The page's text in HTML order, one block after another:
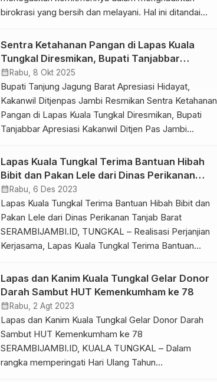
birokrasi yang bersih dan melayani. Hal ini ditandai
bersama dan Pencanangan Zona Integritas menuju
Wilayah Birokrasi Bersih dan Melayani (WBBM) pada
Rabu (4/2/2026). Bertempat di Ruang Rapat Lapas
Kuala Tungkal, kegiatan ini dipimpin langsung oleh
Kalapas […]
Sentra Ketahanan Pangan di Lapas Kuala
Tungkal Diresmikan, Bupati Tanjabbar
Apresiasi Kakanwil Ditjen Pas Jambi
calendar_month Rabu, 8 Okt 2025
Bupati Tanjung Jagung Barat Apresiasi Hidayat,
Kakanwil Ditjenpas Jambi Resmikan Sentra Ketahanan
Pangan di Lapas Kuala Tungkal Diresmikan, Bupati
Tanjabbar Apresiasi Kakanwil Ditjen Pas Jambi
Wilayah Direktorat Jenderal Pemasyarakatan Jambi,
Hidayat, didampingi Bupati Tanjung Jabung Barat, Drs.
H. Anwar Sadat, M.Ag, meresmikan Sentra Ketahanan
Pangan di Lembaga Pemasyarakatan Kelas IIB […]
Lapas Kuala Tungkal Terima Bantuan Hibah
Bibit dan Pakan Lele dari Dinas Perikanan
Tanjab Barat
calendar_month Rabu, 6 Des 2023
Lapas Kuala Tungkal Terima Bantuan Hibah Bibit dan
Pakan Lele dari Dinas Perikanan Tanjab Barat
SERAMBIJAMBI.ID, TUNGKAL – Realisasi Perjanjian
Kerjasama, Lapas Kuala Tungkal Terima Bantuan
Kabupaten Tanjab Barat Rangkaian kerjasama yang
dilakukan oleh Lapas Kuala Tungkal dan Dinas
Perikanan Kabupaten Tanjung jabung Barat kembali
berlanjut. […]
Lapas dan Kanim Kuala Tungkal Gelar Donor
Darah Sambut HUT Kemenkumham ke 78
calendar_month Rabu, 2 Agt 2023
Lapas dan Kanim Kuala Tungkal Gelar Donor Darah
Sambut HUT Kemenkumham ke 78
SERAMBIJAMBI.ID, KUALA TUNGKAL – Dalam
rangka memperingati Hari Ulang Tahun